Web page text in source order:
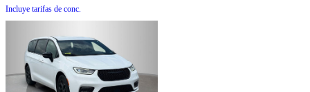
Incluye tarifas de conc.